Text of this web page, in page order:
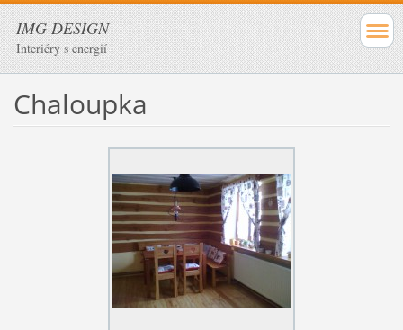
IMG DESIGN
Interiéry s energií
Chaloupka